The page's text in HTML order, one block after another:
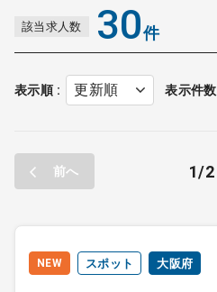
採用をお考えの医療機関の方
該当求人数 30件
表示順 表示件数
前へ 1 2
NEW スポット 大阪府